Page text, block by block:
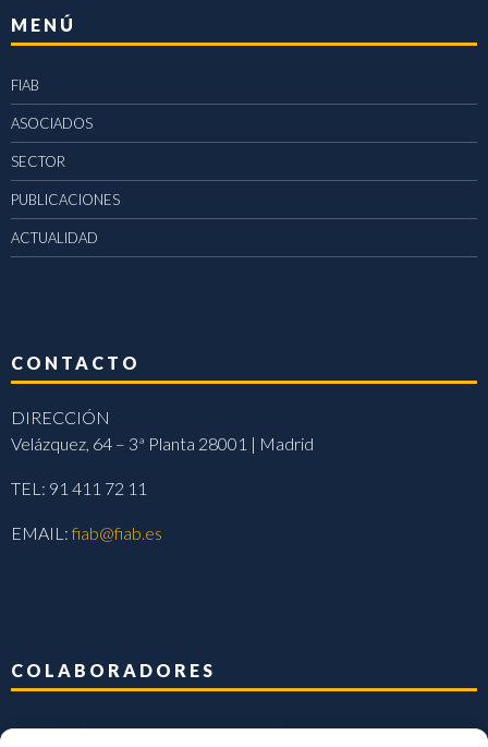
MENÚ
FIAB
ASOCIADOS
SECTOR
PUBLICACIONES
ACTUALIDAD
CONTACTO
DIRECCIÓN
Velázquez, 64 – 3ª Planta 28001 | Madrid
TEL: 91 411 72 11
EMAIL:fiab@fiab.es
COLABORADORES